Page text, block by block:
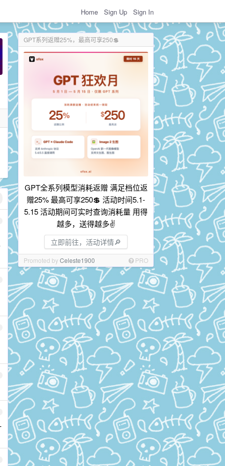
Home Sign Up Sign In
GPT系列返赠25%，最高可享250💲
GPT全系列模型消耗返赠 满足档位返
赠25% 最高可享250💲 活动时间5.1-
5.15 活动期间可实时查询消耗量 用得
越多，送得越多✌️
立即前往，活动详情🔎
Promoted byCeleste1900 PRO